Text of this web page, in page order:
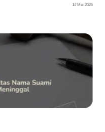
14 Mei 2026